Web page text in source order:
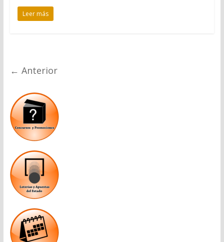
Leer más
← Anterior